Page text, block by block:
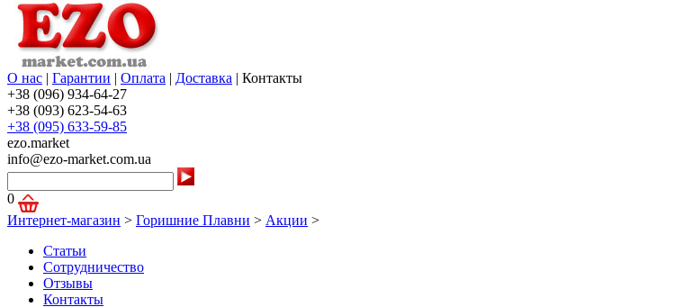
О нас | Гарантии | Оплата | Доставка | Контакты
+38 (096) 934-64-27
+38 (093) 623-54-63
+38 (095) 633-59-85
ezo.market
info@ezo-market.com.ua
0
Интернет-магазин > Горишние Плавни > Акции >
Статьи
Сотрудничество
Отзывы
Контакты